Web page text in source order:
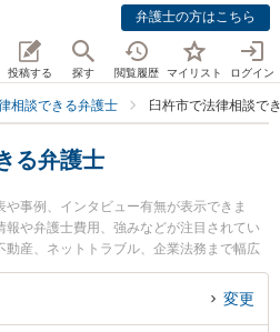
弁護士の方はこちら
投稿する 探す 閲覧履歴 マイリスト ログイン
相談できる弁護士 臼杵市で法律相談で
る弁護士
事例、インタビュー有無が表示できま
や弁護士費用、強みなどが注目されてい
動産、ネットトラブル、企業法務まで幅広
相談をお持ちの方は是非ご利用くださ
不倫慰謝料トラブルを今すぐに弁護士に相
変更